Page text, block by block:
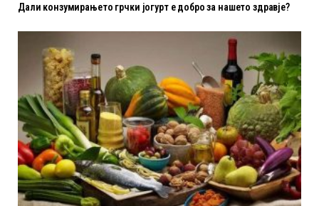
Дали конзумирањето грчки јогурт е добро за нашето здравје?